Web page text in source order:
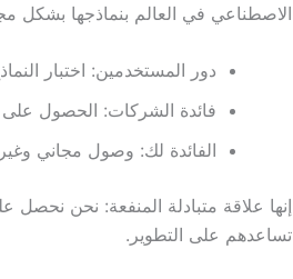
الاصطناعي في العالم بنماذجها بشكل
دور المستخدمين: اختبار
فائدة الشركات: الحصول على
الفائدة لك: وصول مجاني
إنها علاقة متبادلة المنفعة: نحن
تساعدهم على التطوير.